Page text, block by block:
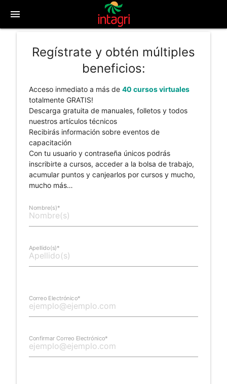
menu
Regístrate y obtén múltiples
beneficios:
Acceso inmediato a más de 40 cursos virtuales
totalmente GRATIS!
Descarga gratuita de manuales, folletos y todos
nuestros artículos técnicos
Recibirás información sobre eventos de
capacitación
Con tu usuario y contraseña únicos podrás
inscribirte a cursos, acceder a la bolsa de trabajo,
acumular puntos y canjearlos por cursos y mucho,
mucho más…
Nombre(s)*
Apellido(s)*
Correo Electrónico*
Confirmar Correo Electrónico*